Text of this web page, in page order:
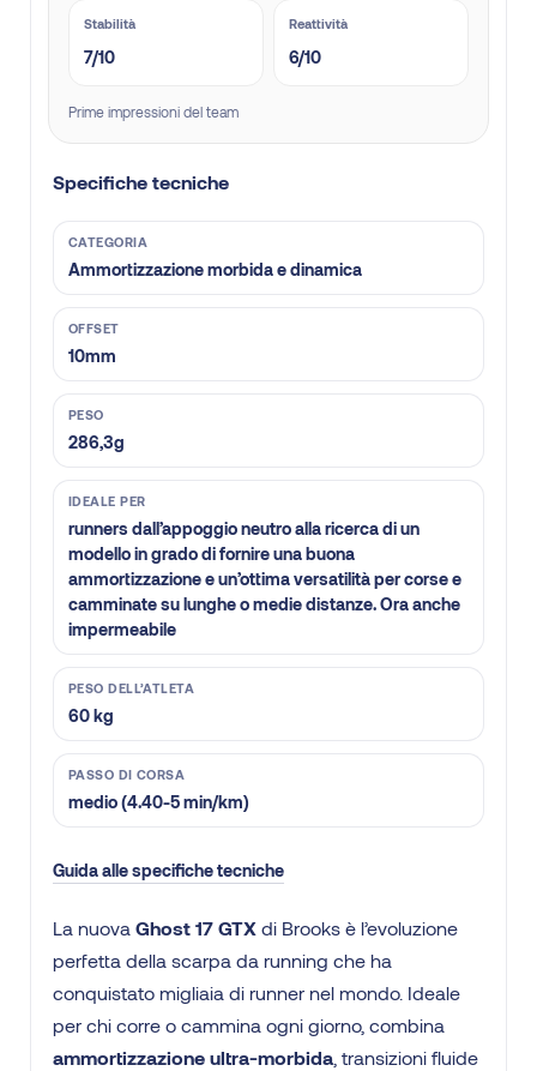
Stabilità
7/10
Reattività
6/10
Prime impressioni del team
Specifiche tecniche
CATEGORIA
Ammortizzazione morbida e dinamica
OFFSET
10mm
PESO
286,3g
IDEALE PER
runners dall’appoggio neutro alla ricerca di un
modello in grado di fornire una buona
ammortizzazione e un’ottima versatilità per corse e
camminate su lunghe o medie distanze. Ora anche
impermeabile
PESO DELL’ATLETA
60 kg
PASSO DI CORSA
medio (4.40-5 min/km)
Guida alle specifiche tecniche
La nuova Ghost 17 GTX di Brooks è l’evoluzione
perfetta della scarpa da running che ha
conquistato migliaia di runner nel mondo. Ideale
per chi corre o cammina ogni giorno, combina
ammortizzazione ultra-morbida , transizioni fluide